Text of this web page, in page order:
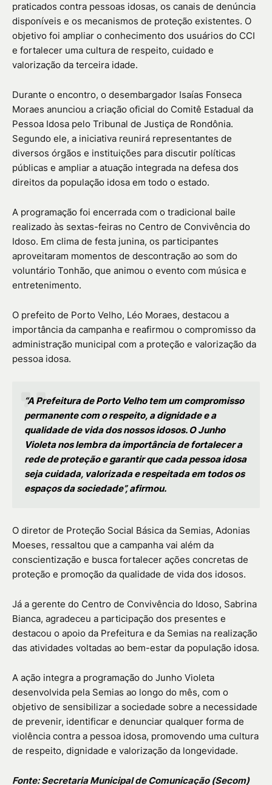
praticados contra pessoas idosas, os canais de denúncia
disponíveis e os mecanismos de proteção existentes. O
objetivo foi ampliar o conhecimento dos usuários do CCI
e fortalecer uma cultura de respeito, cuidado e
valorização da terceira idade.
Durante o encontro, o desembargador Isaías Fonseca
Moraes anunciou a criação oficial do Comitê Estadual da
Pessoa Idosa pelo Tribunal de Justiça de Rondônia.
Segundo ele, a iniciativa reunirá representantes de
diversos órgãos e instituições para discutir políticas
públicas e ampliar a atuação integrada na defesa dos
direitos da população idosa em todo o estado.
A programação foi encerrada com o tradicional baile
realizado às sextas-feiras no Centro de Convivência do
Idoso. Em clima de festa junina, os participantes
aproveitaram momentos de descontração ao som do
voluntário Tonhão, que animou o evento com música e
entretenimento.
O prefeito de Porto Velho, Léo Moraes, destacou a
importância da campanha e reafirmou o compromisso da
administração municipal com a proteção e valorização da
pessoa idosa.
“A Prefeitura de Porto Velho tem um compromisso
permanente com o respeito, a dignidade e a
qualidade de vida dos nossos idosos. O Junho
Violeta nos lembra da importância de fortalecer a
rede de proteção e garantir que cada pessoa idosa
seja cuidada, valorizada e respeitada em todos os
espaços da sociedade”, afirmou.
O diretor de Proteção Social Básica da Semias, Adonias
Moeses, ressaltou que a campanha vai além da
conscientização e busca fortalecer ações concretas de
proteção e promoção da qualidade de vida dos idosos.
Já a gerente do Centro de Convivência do Idoso, Sabrina
Bianca, agradeceu a participação dos presentes e
destacou o apoio da Prefeitura e da Semias na realização
das atividades voltadas ao bem-estar da população idosa.
A ação integra a programação do Junho Violeta
desenvolvida pela Semias ao longo do mês, com o
objetivo de sensibilizar a sociedade sobre a necessidade
de prevenir, identificar e denunciar qualquer forma de
violência contra a pessoa idosa, promovendo uma cultura
de respeito, dignidade e valorização da longevidade.
Fonte: Secretaria Municipal de Comunicação (Secom)